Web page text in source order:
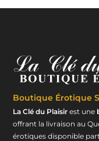
Boutique Érotique
La Clé du Plaisir est une
offrant la livraison au
érotiques disponible